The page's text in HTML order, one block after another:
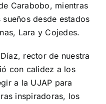
Carabobo, mientras
desde estados
Lara y Cojedes.
rector de nuestra
con calidez a los
a la UJAP para
inspiradoras, los